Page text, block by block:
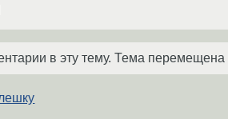
в эту тему. Тема перемещена